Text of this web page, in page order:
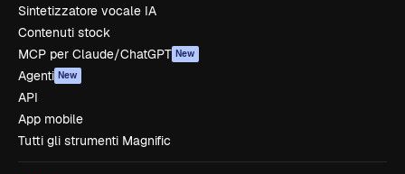
Sintetizzatore vocale IA
Contenuti stock
MCP per Claude/ChatGPT New
Agenti New
API
App mobile
Tutti gli strumenti Magnific